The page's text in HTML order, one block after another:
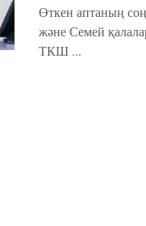
Өткен аптаның
және Семей
ТКШ ...